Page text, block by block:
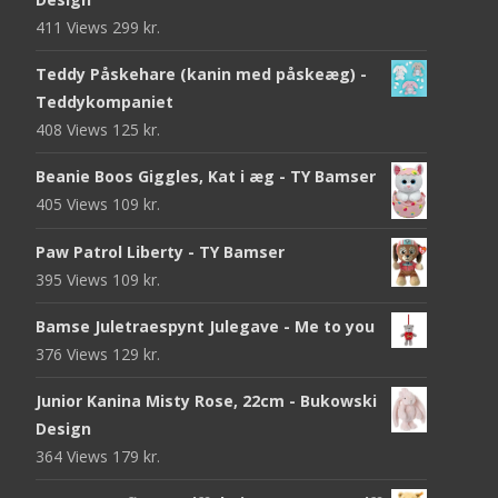
411 Views 299 kr.
Teddy Påskehare (kanin med påskeæg) -
Teddykompaniet
408 Views 125 kr.
Beanie Boos Giggles, Kat i æg - TY Bamser
405 Views 109 kr.
Paw Patrol Liberty - TY Bamser
395 Views 109 kr.
Bamse Juletraespynt Julegave - Me to you
376 Views 129 kr.
Junior Kanina Misty Rose, 22cm - Bukowski
Design
364 Views 179 kr.